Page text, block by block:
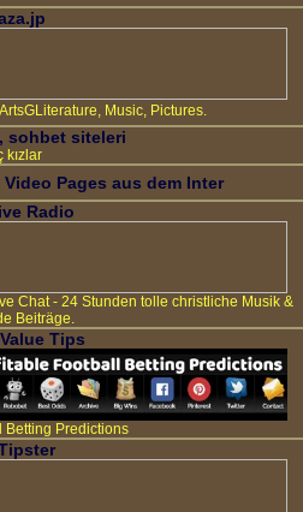
Music, Pictures.
sohbet siteleri
kızlar
Pages aus dem Inter
Radio
Chat - 24 Stunden tolle christliche Musik &
Beiträge.
Tips
Betting Predictions